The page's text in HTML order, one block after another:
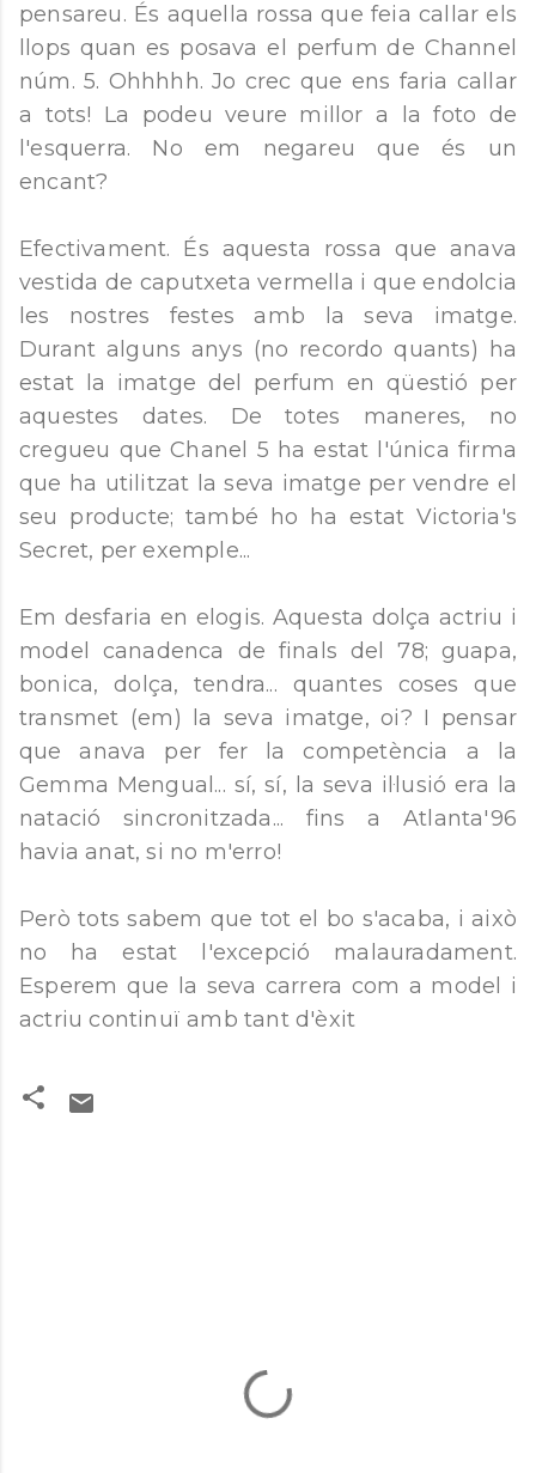
pensareu. És aquella rossa que feia callar els
llops quan es posava el perfum de Channel
núm. 5. Ohhhhh. Jo crec que ens faria callar
a tots! La podeu veure millor a la foto de
l'esquerra. No em negareu que és un
encant?
Efectivament. És aquesta rossa que anava
vestida de caputxeta vermella i que endolcia
les nostres festes amb la seva imatge.
Durant alguns anys (no recordo quants) ha
estat la imatge del perfum en qüestió per
aquestes dates. De totes maneres, no
cregueu que Chanel 5 ha estat l'única firma
que ha utilitzat la seva imatge per vendre el
seu producte; també ho ha estat Victoria's
Secret, per exemple...
Em desfaria en elogis. Aquesta dolça actriu i
model canadenca de finals del 78; guapa,
bonica, dolça, tendra... quantes coses que
transmet (em) la seva imatge, oi? I pensar
que anava per fer la competència a la
Gemma Mengual... sí, sí, la seva il·lusió era la
natació sincronitzada... fins a Atlanta'96
havia anat, si no m'erro!
Però tots sabem que tot el bo s'acaba, i això
no ha estat l'excepció malauradament.
Esperem que la seva carrera com a model i
actriu continuï amb tant d'èxit